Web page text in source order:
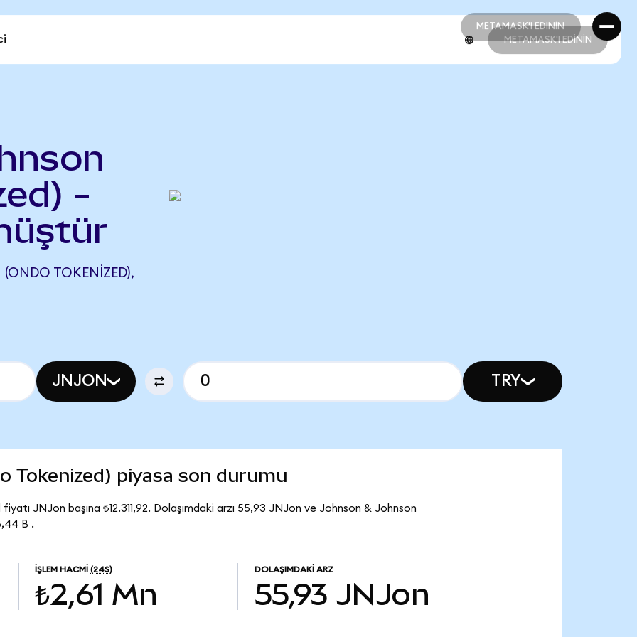
METAMASK'I EDİNİN
METAMASK'I EDİNİN
METAMASK'I EDİNİN
-
TOKENIZED),
JNJON TRY
Tokenized) piyasa son durumu
JNJon başına ₺12.311,92. Dolaşımdaki arzı 55,93 JNJon ve Johnson & Johnson
B .
İŞLEM HACMI (24S)
₺2,61 Mn
DOLAŞIMDAKI ARZ
55,93 JNJon